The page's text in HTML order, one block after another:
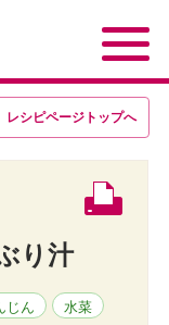
レシピページトップへ
り汁
じん 水菜